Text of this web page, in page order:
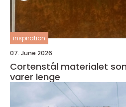
inspiration
07. June 2026
Cortenstål materialet som ruster vakkert og
varer lenge